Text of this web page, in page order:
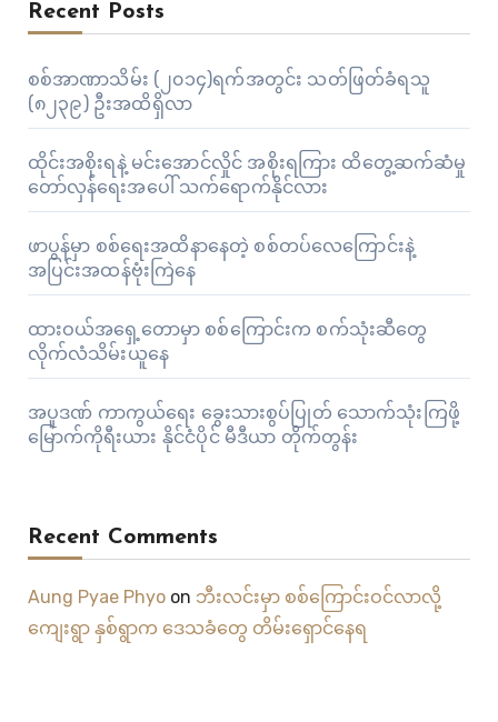
Recent Posts
စစ်အာဏာသိမ်း (၂၀၁၄)ရက်အတွင်း သတ်ဖြတ်ခံရသူ
(၈၂၃၉) ဦးအထိရှိလာ
ထိုင်းအစိုးရနဲ့ မင်းအောင်လှိုင် အစိုးရကြား ထိတွေ့ဆက်ဆံမှု
တော်လှန်ရေးအပေါ် သက်ရောက်နိုင်လား
ဖာပွန်မှာ စစ်ရေးအထိနာနေတဲ့ စစ်တပ်လေကြောင်းနဲ့
အပြင်းအထန်ဗုံးကြဲနေ
ထားဝယ်အရှေ့တောမှာ စစ်ကြောင်းက စက်သုံးဆီတွေ
လိုက်လံသိမ်းယူနေ
အပူဒဏ် ကာကွယ်ရေး ခွေးသားစွပ်ပြုတ် သောက်သုံးကြဖို့
မြောက်ကိုရီးယား နိုင်ငံပိုင် မီဒီယာ တိုက်တွန်း
Recent Comments
Aung Pyae Phyoon ဘီးလင်းမှာ စစ်ကြောင်းဝင်လာလို့
ကျေးရွာ နှစ်ရွာက ဒေသခံတွေ တိမ်းရှောင်နေရ